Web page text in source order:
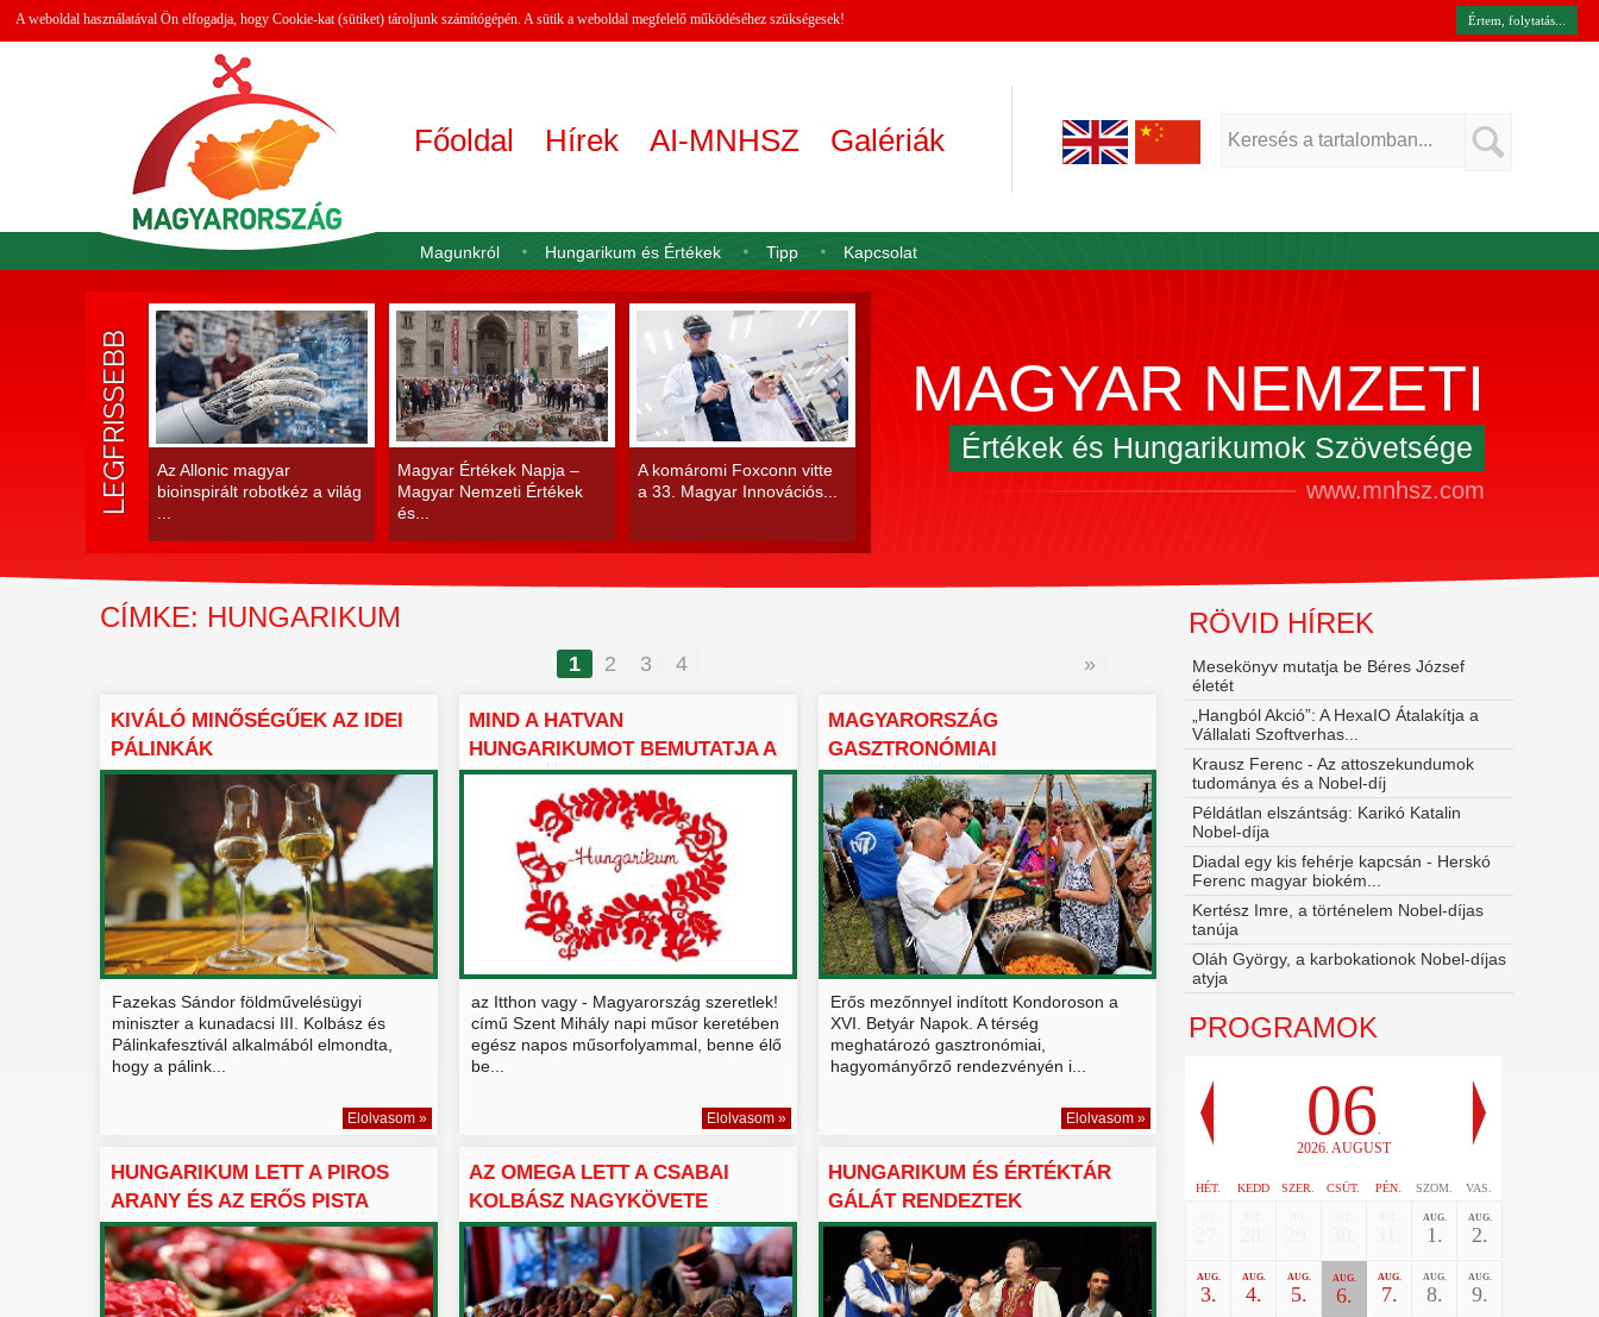
A weboldal használatával Ön elfogadja, hogy Cookie-kat (sütiket) tároljunk számítógépén. A sütik a weboldal megfelelő működéséhez szükségesek! Értem, folytatás...
Főoldal Hírek AI-MNHSZ Galériák
Magunkról Hungarikum és Értékek Tipp Kapcsolat
LEGFRISSEBB
Az Allonic magyar
bioinspirált robotkéz a világ
Magyar Értékek Napja –
Magyar Nemzeti Értékek
és...
A komáromi Foxconn vitte
a 33. Magyar Innovációs...
MAGYAR NEMZETI
Értékek és Hungarikumok Szövetsége
www.mnhsz.com
CÍMKE: HUNGARIKUM
1 2 3 4 »
KIVÁLÓ MINŐSÉGŰEK AZ IDEI
PÁLINKÁK
Fazekas Sándor földművelésügyi
miniszter a kunadacsi III. Kolbász és
Pálinkafesztivál alkalmából elmondta,
hogy a pálink...
Elolvasom »
MIND A HATVAN
HUNGARIKUMOT BEMUTATJA A
KÖZMÉDIA ...
az Itthon vagy - Magyarország szeretlek!
című Szent Mihály napi műsor keretében
egész napos műsorfolyammal, benne élő
be...
Elolvasom »
MAGYARORSZÁG
GASZTRONÓMIAI
HUNGARIKUMAI FELSORAK...
Erős mezőnnyel indított Kondoroson a
XVI. Betyár Napok. A térség
meghatározó gasztronómiai,
hagyományőrző rendezvényén i...
Elolvasom »
HUNGARIKUM LETT A PIROS
ARANY ÉS AZ ERŐS PISTA
AZ OMEGA LETT A CSABAI
KOLBÁSZ NAGYKÖVETE
HUNGARIKUM ÉS ÉRTÉKTÁR
GÁLÁT RENDEZTEK
SZOLNOKON
RÖVID HÍREK
Mesekönyv mutatja be Béres József
életét
„Hangból Akció”: A HexaIO Átalakítja a
Vállalati Szoftverhas...
Krausz Ferenc - Az attoszekundumok
tudománya és a Nobel‑díj
Példátlan elszántság: Karikó Katalin
Nobel-díja
Diadal egy kis fehérje kapcsán - Herskó
Ferenc magyar biokém...
Kertész Imre, a történelem Nobel-díjas
tanúja
Oláh György, a karbokationok Nobel-díjas
atyja
PROGRAMOK
06.
2026. AUGUST
HÉT. KEDD SZER. CSÜT. PÉN. SZOM. VAS.
AUG.
1.
AUG.
2.
AUG.
3.
AUG.
4.
AUG.
5.
AUG.
6.
AUG.
7.
AUG.
8.
AUG.
9.